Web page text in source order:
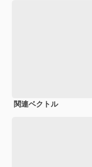
関連ベクトル